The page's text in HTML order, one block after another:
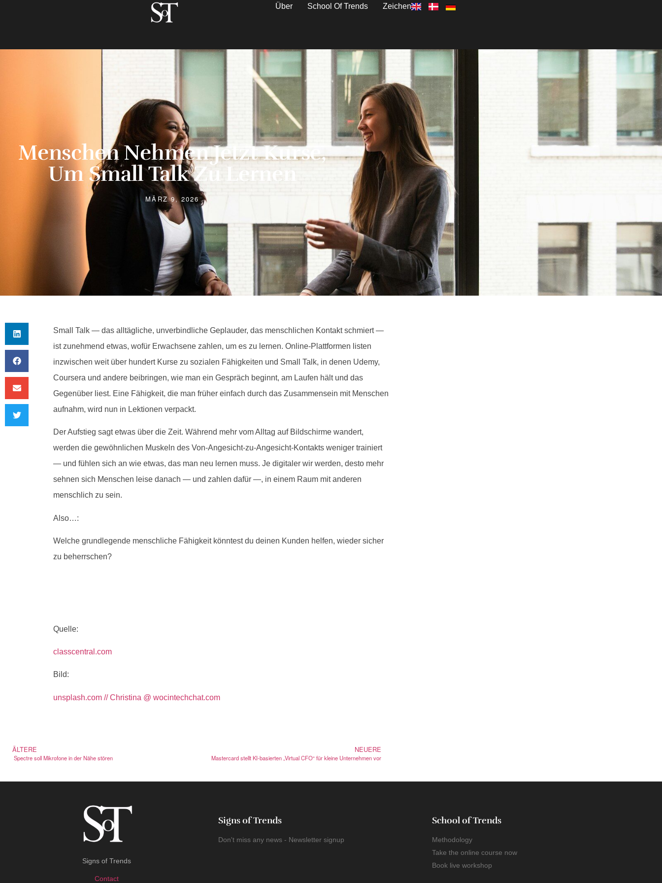
Über School Of Trends Zeichen
Menschen Nehmen Jetzt Kurse,
Um Small Talk Zu Lernen
MÄRZ 9, 2026
Small Talk — das alltägliche, unverbindliche Geplauder, das menschlichen Kontakt schmiert —
ist zunehmend etwas, wofür Erwachsene zahlen, um es zu lernen. Online-Plattformen listen
inzwischen weit über hundert Kurse zu sozialen Fähigkeiten und Small Talk, in denen Udemy,
Coursera und andere beibringen, wie man ein Gespräch beginnt, am Laufen hält und das
Gegenüber liest. Eine Fähigkeit, die man früher einfach durch das Zusammensein mit Menschen
aufnahm, wird nun in Lektionen verpackt.
Der Aufstieg sagt etwas über die Zeit. Während mehr vom Alltag auf Bildschirme wandert,
werden die gewöhnlichen Muskeln des Von-Angesicht-zu-Angesicht-Kontakts weniger trainiert
— und fühlen sich an wie etwas, das man neu lernen muss. Je digitaler wir werden, desto mehr
sehnen sich Menschen leise danach — und zahlen dafür —, in einem Raum mit anderen
menschlich zu sein.
Also…:
Welche grundlegende menschliche Fähigkeit könntest du deinen Kunden helfen, wieder sicher
zu beherrschen?
Quelle:
classcentral.com
Bild:
unsplash.com // Christina @ wocintechchat.com
ÄLTERE
Spectre soll Mikrofone in der Nähe stören
NEUERE
Mastercard stellt KI-basierten „Virtual CFO“ für kleine Unternehmen vor
Signs of Trends
Contact
Signs of Trends
Don't miss any news - Newsletter signup
School of Trends
Methodology
Take the online course now
Book live workshop